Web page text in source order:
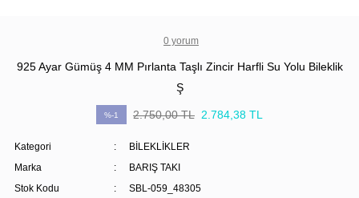
0 yorum
925 Ayar Gümüş 4 MM Pırlanta Taşlı Zincir Harfli Su Yolu Bileklik
Ş
%-1 2.750,00 TL 2.784,38 TL
Kategori
BİLEKLİKLER
Marka
BARIŞ TAKI
Stok Kodu
SBL-059_48305